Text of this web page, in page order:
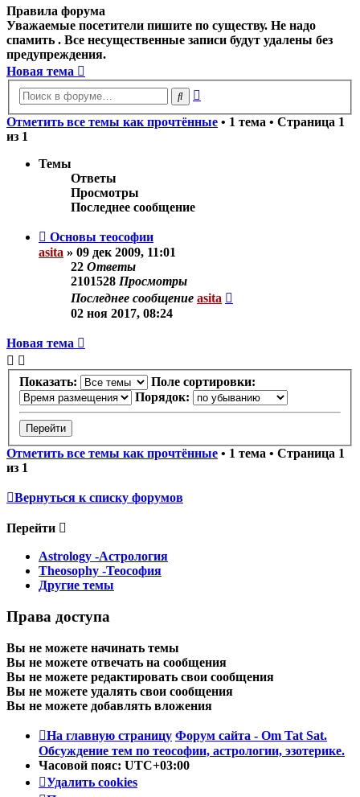
Правила форума
Уважаемые посетители пишите по существу. Не надо
спамить . Все несущественные записи будут удалены без
предупреждения.
Новая тема
Поиск
Отметить все темы как прочтённые • 1 тема • Страница 1
из 1
Темы
Ответы
Просмотры
Последнее сообщение
Основы теософии
asita » 09 дек 2009, 11:01
22 Ответы
2101528 Просмотры
Последнее сообщение asita
02 ноя 2017, 08:24
Новая тема
Показать:
Поле сортировки:
Порядок:
Отметить все темы как прочтённые • 1 тема • Страница 1
из 1
Вернуться к списку форумов
Перейти
Astrology -Астрология
Theosophy -Теософия
Другие темы
Права доступа
Вы не можете начинать темы
Вы не можете отвечать на сообщения
Вы не можете редактировать свои сообщения
Вы не можете удалять свои сообщения
Вы не можете добавлять вложения
На главную страницу Форум сайта - Om Tat Sat.
Обсуждение тем по теософии, астрологии, эзотерике.
Часовой пояс: UTC+03:00
Удалить cookies